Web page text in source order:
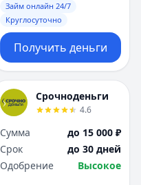
Сочи
Сургут
Т
Тверь
Тольятти
Томск
Тула
Тюмень
Ульяновск
Сочи
Сургут
Т
Тверь
Тольятти
Томск
Тула
Тюмень
Ульяновск
Займ онлайн 24/7
Круглосуточно
Получить деньги
Срочноденьги
4.6
Сумма
до 15 000 ₽
Срок
до 30 дней
Одобрение
Высокое